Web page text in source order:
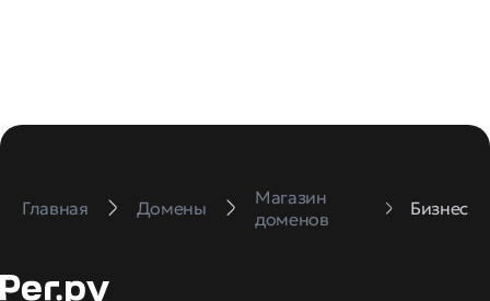
Главная Домены
Магазин
доменов
Бизнес